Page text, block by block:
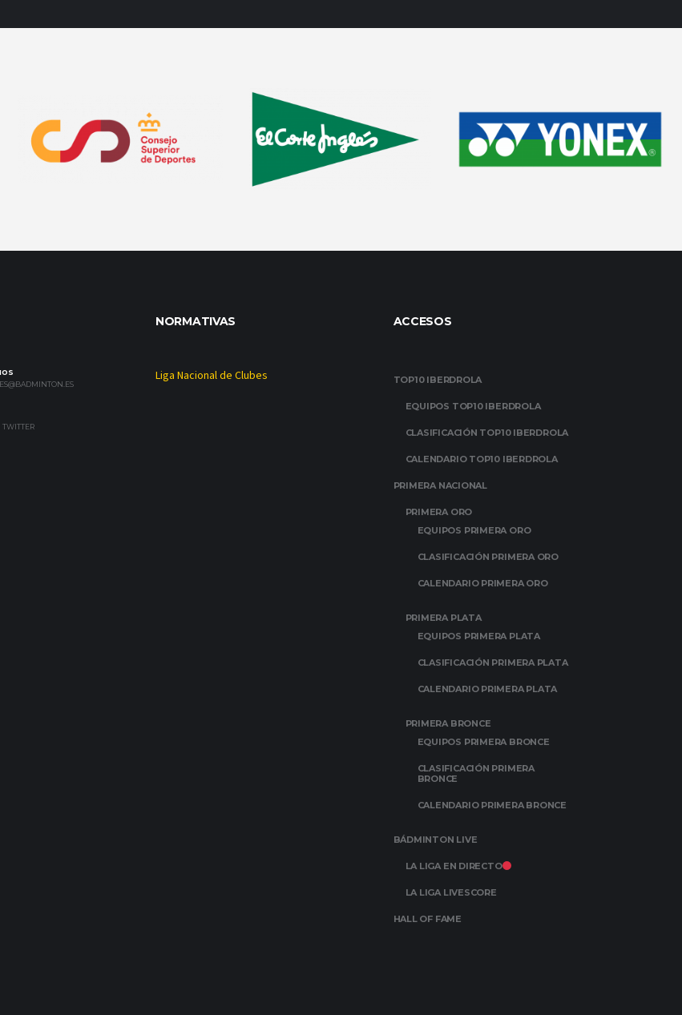
TWITTER
NORMATIVAS
Liga Nacional de Clubes
ACCESOS
TOP10 IBERDROLA
EQUIPOS TOP10 IBERDROLA
CLASIFICACIÓN TOP10 IBERDROLA
CALENDARIO TOP10 IBERDROLA
PRIMERA NACIONAL
PRIMERA ORO
EQUIPOS PRIMERA ORO
CLASIFICACIÓN PRIMERA ORO
CALENDARIO PRIMERA ORO
PRIMERA PLATA
EQUIPOS PRIMERA PLATA
CLASIFICACIÓN PRIMERA PLATA
CALENDARIO PRIMERA PLATA
PRIMERA BRONCE
EQUIPOS PRIMERA BRONCE
CLASIFICACIÓN PRIMERA
BRONCE
CALENDARIO PRIMERA BRONCE
BÁDMINTON LIVE
LA LIGA EN DIRECTO
LA LIGA LIVESCORE
HALL OF FAME